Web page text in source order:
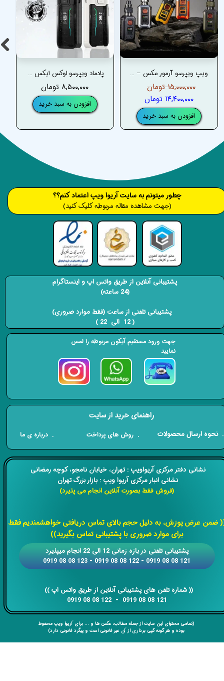
پادماد ویپرسو لوکس ایکس آر مکس _ VAPORESSO LUXE XR MAX PODMOD
۸,۵۰۰,۰۰۰ تومان
افزودن به سبد خرید
ویپ ویپرسو آرمور مکس – VAPORESSO ARMOR MAX VAPE
۱۵,۰۰۰,۰۰۰ تومان
۱۴,۴۰۰,۰۰۰ تومان
افزودن به سبد خرید
​​نشانی دفتر مرکزی آریواویپ : تهران، خیابان نامجو،کوچه رمضانی
نشانی انبار مرکزی آریوا ویپ : بازار بزرگ تهران
(فروش فقط بصورت آنلاین انجام می پذیرد)
ضمن عرض پوزش، به دلیل حجم بالای تماس دریافتی خواهشمندیم فقط
برای موارد ضروری با پشتیبانی تماس بگیرید))
​​​​​​​​​​​​​​(( ​​​​​​​شماره تلفن های پشتیبانی آنلاین از طریق واتس اپ ))
​​​​​​​121 08 08 0919 - 122 08 08 0919
​​پشتیبانی تلفنی در بازه زمانی 12 الی 22 انجام میپذیرد
121 08 08 0919 - 122 08 08 0919 - 123 08 08 0919
(تمامی محتوای این سایت از جمله مطالب، عکس ها و ... برای آریوا ویپ محفوظ
بوده و هر گونه کپی برداری از آن غیر قانونی است و پیگرد قانونی دارد)
​​​چطور میتونم به سایت آریوا ویپ اعتماد کنم؟؟
(جهت مشاهده مقاله مربوطه کلیک کنید)
راهنمای خرید از سایت
​. نحوه ارسال محصولات . روش های پرداخت . درباره ی ما
پشتیبانی آنلاین از طریق واتس اپ و اینستاگرام
(24 ساعته)
​​​​​​​ پشتیبانی تلفنی از ساعت (فقط موارد ضروری)
( 12 الی 22 ) ​​​​​​​
جهت ورود مستقیم آیکون مربوطه را لمس
نمایید